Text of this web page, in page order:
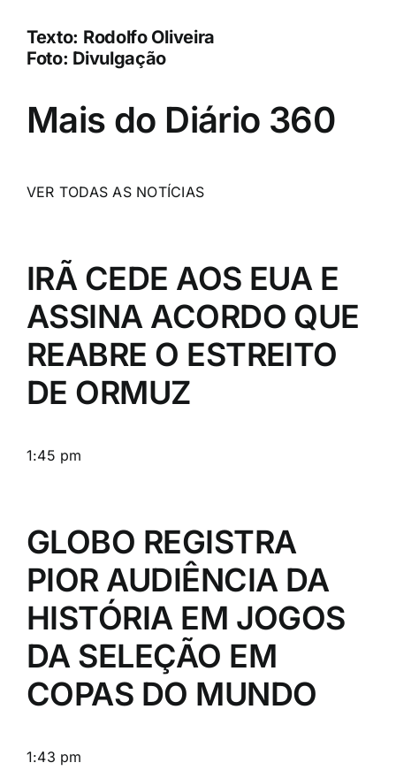
Texto: Rodolfo Oliveira
Foto: Divulgação
Mais do Diário 360
VER TODAS AS NOTÍCIAS
IRÃ CEDE AOS EUA E
ASSINA ACORDO QUE
REABRE O ESTREITO
DE ORMUZ
1:45 pm
GLOBO REGISTRA
PIOR AUDIÊNCIA DA
HISTÓRIA EM JOGOS
DA SELEÇÃO EM
COPAS DO MUNDO
1:43 pm